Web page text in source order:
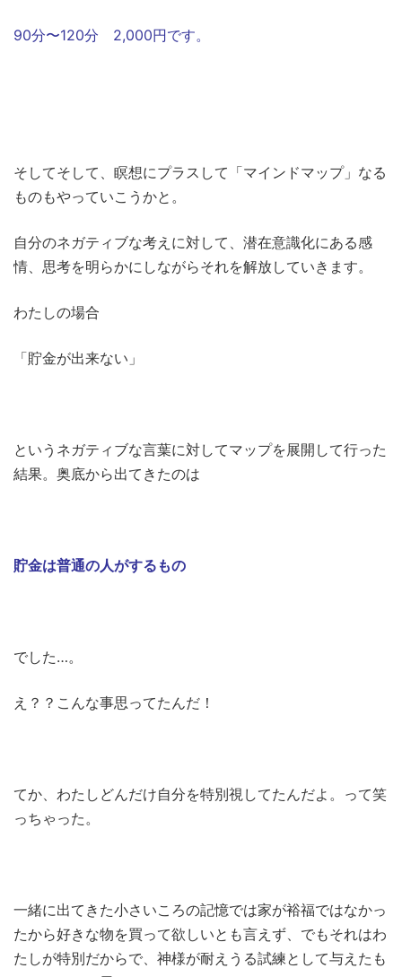
90分〜120分 2,000円です。
そしてそして、瞑想にプラスして「マインドマップ」なる
ものもやっていこうかと。
自分のネガティブな考えに対して、潜在意識化にある感
情、思考を明らかにしながらそれを解放していきます。
わたしの場合
「貯金が出来ない」
というネガティブな言葉に対してマップを展開して行った
結果。奥底から出てきたのは
貯金は普通の人がするもの
でした…。
え？？こんな事思ってたんだ！
てか、わたしどんだけ自分を特別視してたんだよ。って笑
っちゃった。
一緒に出てきた小さいころの記憶では家が裕福ではなかっ
たから好きな物を買って欲しいとも言えず、でもそれはわ
たしが特別だからで、神様が耐えうる試練として与えたも